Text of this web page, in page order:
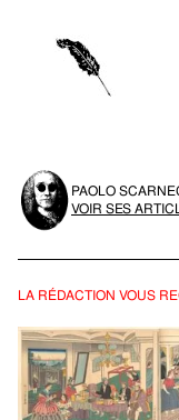
Vous devez être
SE CONNECTER
PAOLO
VOIR SES
LA RÉDACTION VOUS